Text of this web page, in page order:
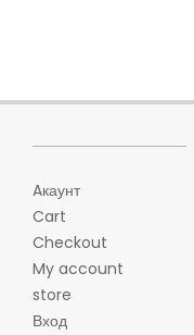
Aкаунт
Cart
Checkout
My account
store
Вход